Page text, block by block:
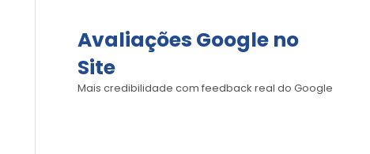
Avaliações Google no
Site
Mais credibilidade com feedback real do Google